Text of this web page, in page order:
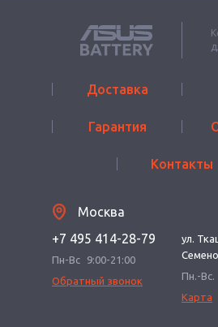
Доставка
Гарантия
Контакты
Москва
+7 495 414-28-79
Пн-Вс
9:00-21:00
Обратный звонок
ул.
Пн.-Вс.
Карта